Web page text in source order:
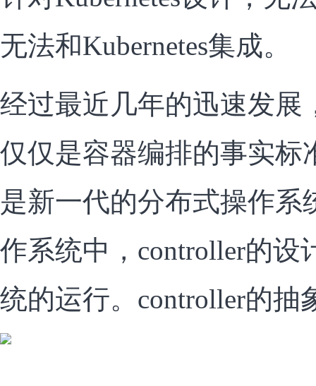
无法和Kubernetes集成。
经过最近几年的迅速发展
仅仅是容器编排的事实标
是新一代的分布式操作系
作系统中，controller的设
统的运行。controller的抽